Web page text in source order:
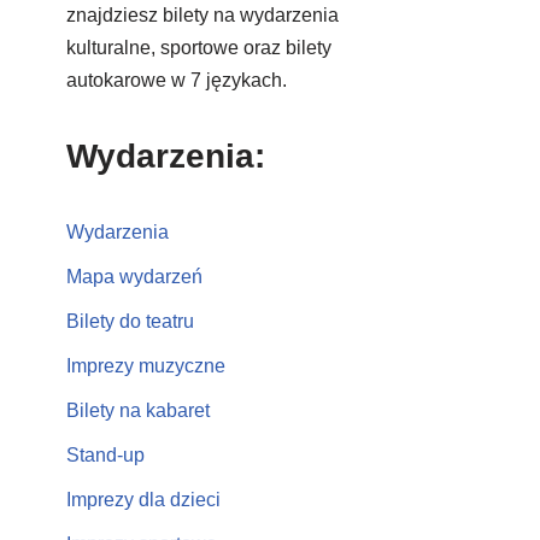
znajdziesz bilety na wydarzenia
kulturalne, sportowe oraz bilety
autokarowe w 7 językach.
Wydarzenia:
Wydarzenia
Mapa wydarzeń
Bilety do teatru
Imprezy muzyczne
Bilety na kabaret
Stand-up
Imprezy dla dzieci